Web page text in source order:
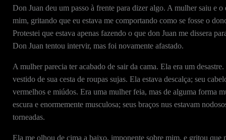
Don Juan deu um passo à frente para dizer algo. A mulher saiu e
mim, gritando que eu estava me comportando como se fosse o
Protestei que estava apenas fazendo o que don Juan me dissera
Don Juan tentou intervir, mas foi novamente afastado.
A mulher parecia ter acabado de sair da cama. Ela era um
vestido de sua cesta de roupas sujas. Ela estava descalça; seu
vermelhos e miúdos. Era uma mulher feia, mas de alguma forma
escura e enormemente musculosa; seus braços nus estavam
torneadas.
Ela me olhou de cima a baixo, imponente sobre mim, e gritou